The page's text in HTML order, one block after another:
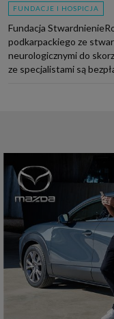
FUNDACJE I HOSPICJA
Fundacja
podkarpackiego ze
neurologicznymi do
ze specjalistami są